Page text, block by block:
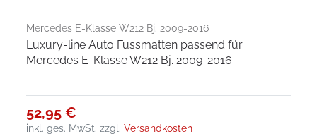
Mercedes E-Klasse W212 Bj. 2009-2016
Luxury-line Auto Fussmatten passend für
Mercedes E-Klasse W212 Bj. 2009-2016
52,95 €
inkl. ges. MwSt. zzgl.Versandkosten